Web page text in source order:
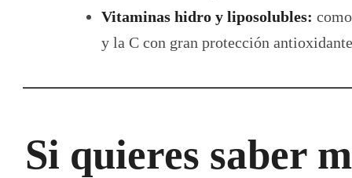
Vitaminas hidro y liposolubles:
y la C con gran protección
Si quieres saber